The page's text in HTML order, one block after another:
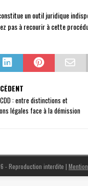
un outil juridique
pas à recourir à cette
: entre distinctions et
légales face à la démission
- Reproduction interdite |